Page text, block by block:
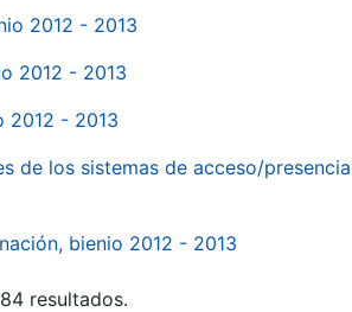
2012 - 2013
2012 - 2013
2012 - 2013
de los sistemas de acceso/
bienio 2012 - 2013
resultados.